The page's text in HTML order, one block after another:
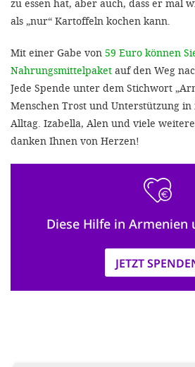
zu essen hat, aber auch, dass er mal
als „nur“ Kartoffeln kochen kann.
Mit einer Gabe von 59 Euro können
Nahrungsmittelpaket auf den Weg
Jede Spende unter dem Stichwort
Menschen Trost und Unterstützung
Alltag. Izabella, Alen und viele
danken Ihnen von Herzen!
Diese Hilfe in Armenien
JETZT